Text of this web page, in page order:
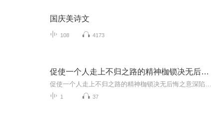
国庆美诗文
108 4173
促使一个人走上不归之路的精神枷锁决无后悔之意
1 37